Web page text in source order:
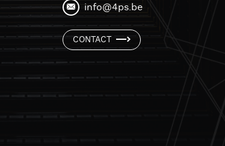
info@4ps.be
CONTACT